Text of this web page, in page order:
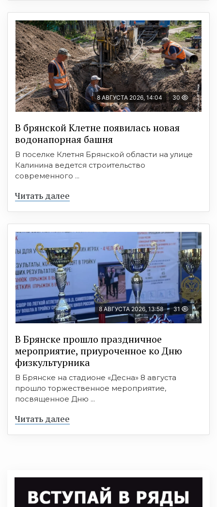
8 АВГУСТА 2026, 14:04 30
В брянской Клетне появилась новая
водонапорная башня
В поселке Клетня Брянской области на улице
Калинина ведется строительство
современного ...
Читать далее
8 АВГУСТА 2026, 13:58 31
В Брянске прошло праздничное
мероприятие, приуроченное ко Дню
физкультурника
В Брянске на стадионе «Десна» 8 августа
прошло торжественное мероприятие,
посвященное Дню ...
Читать далее